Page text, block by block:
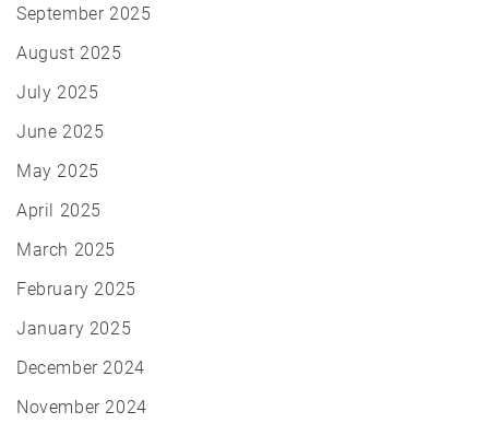
September 2025
August 2025
July 2025
June 2025
May 2025
April 2025
March 2025
February 2025
January 2025
December 2024
November 2024